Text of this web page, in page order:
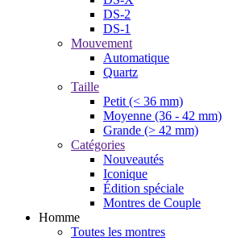
DS-2
DS-1
Mouvement
Automatique
Quartz
Taille
Petit (< 36 mm)
Moyenne (36 - 42 mm)
Grande (> 42 mm)
Catégories
Nouveautés
Iconique
Édition spéciale
Montres de Couple
Homme
Toutes les montres